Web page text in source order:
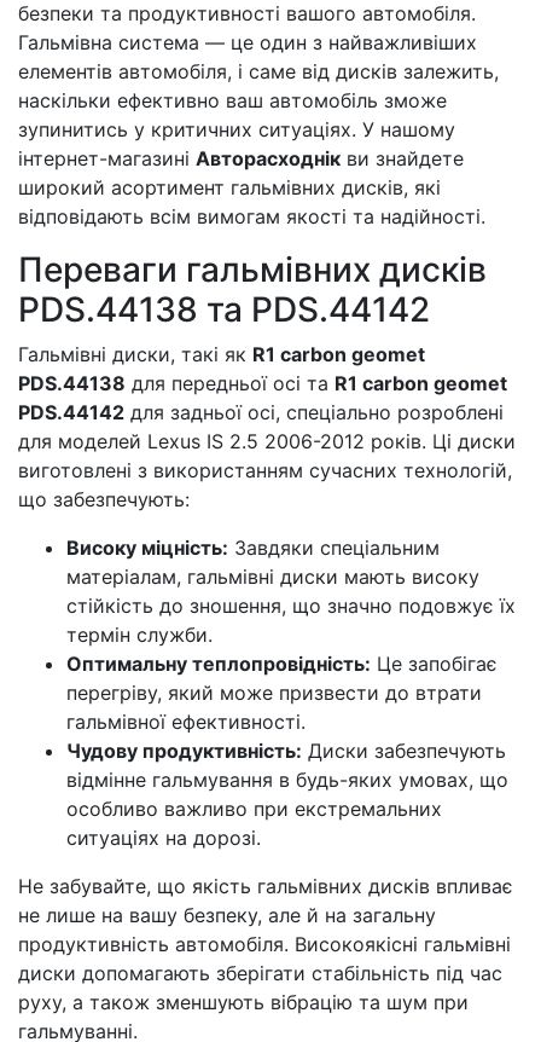
безпеки та продуктивності вашого автомобіля.
Гальмівна система — це один з найважливіших
елементів автомобіля, і саме від дисків залежить,
наскільки ефективно ваш автомобіль зможе
зупинитись у критичних ситуаціях. У нашому
інтернет-магазині Авторасходнік ви знайдете
широкий асортимент гальмівних дисків, які
відповідають всім вимогам якості та надійності.
Переваги гальмівних дисків
PDS.44138 та PDS.44142
Гальмівні диски, такі як R1 carbon geomet
PDS.44138 для передньої осі та R1 carbon geomet
PDS.44142 для задньої осі, спеціально розроблені
для моделей Lexus IS 2.5 2006-2012 років. Ці диски
виготовлені з використанням сучасних технологій,
що забезпечують:
Високу міцність: Завдяки спеціальним
матеріалам, гальмівні диски мають високу
стійкість до зношення, що значно подовжує їх
термін служби.
Оптимальну теплопровідність: Це запобігає
перегріву, який може призвести до втрати
гальмівної ефективності.
Чудову продуктивність: Диски забезпечують
відмінне гальмування в будь-яких умовах, що
особливо важливо при екстремальних
ситуаціях на дорозі.
Не забувайте, що якість гальмівних дисків впливає
не лише на вашу безпеку, але й на загальну
продуктивність автомобіля. Високоякісні гальмівні
диски допомагають зберігати стабільність під час
руху, а також зменшують вібрацію та шум при
гальмуванні.